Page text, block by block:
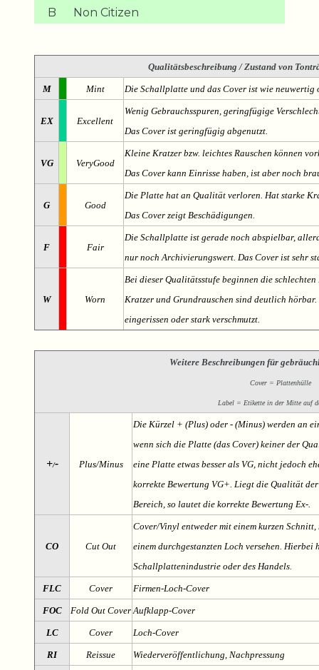
B Non Citizen
Qualitätsbeschreibung / Zustand von
M Mint Die Schallplatte und das Cover ist wie
EX Excellent
Wenig Gebrauchsspuren, geringfügige
Das Cover ist geringfügig abgenutzt.
VG VeryGood
Kleine Kratzer bzw. leichtes Rauschen können
Das Cover kann Einrisse haben, ist aber noch
G Good
Die Platte hat an Qualität verloren. Hat starke
Das Cover zeigt Beschädigungen.
F Fair
Die Schallplatte ist gerade noch abspielbar,
nur noch Archivierungswert. Das Cover ist sehr
W Worn
Bei dieser Qualitätsstufe beginnen die
Kratzer und Grundrauschen sind deutlich
eingerissen oder stark verschmutzt.
Weitere Beschreibungen für
Cover = Plattenhülle
Label = Etikette in der Mitte auf
+/- Plus/Minus
Die Kürzel + (Plus) oder - (Minus) werden an
wenn sich die Platte (das Cover) keiner der
eine Platte etwas besser als VG, nicht jedoch
korrekte Bewertung VG+. Liegt die Qualität
Bereich, so lautet die korrekte Bewertung Ex-.
CO Cut Out
Cover/Vinyl entweder mit einem kurzen
einem durchgestanzten Loch versehen. Hierbei
Schallplattenindustrie oder des Handels.
FLC Cover Firmen-Loch-Cover
FOC Fold Out Cover Aufklapp-Cover
LC Cover Loch-Cover
RI Reissue Wiederveröffentlichung, Nachpressung